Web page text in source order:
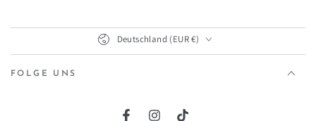
Land/Region
Deutschland (EUR €)
FOLGE UNS